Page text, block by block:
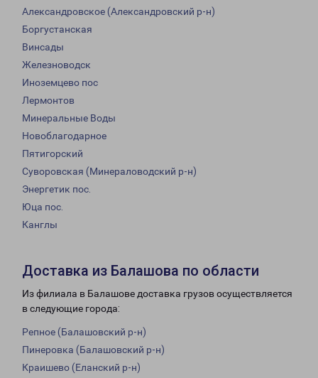
Александровское (Александровский р-н)
Боргустанская
Винсады
Железноводск
Иноземцево пос
Лермонтов
Минеральные Воды
Новоблагодарное
Пятигорский
Суворовская (Минераловодский р-н)
Энергетик пос.
Юца пос.
Канглы
Доставка из Балашова по области
Из филиала в Балашове доставка грузов осуществляется
в следующие города:
Репное (Балашовский р-н)
Пинеровка (Балашовский р-н)
Краишево (Еланский р-н)